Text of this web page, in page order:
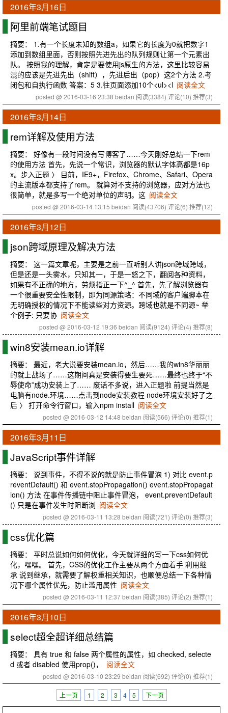
2016年3月16日
阿里前端笔试题目
摘要： 1.有一个长度未知的数组a，如果它的长度为0就把数字1
添加到数组里面，否则按照先进先出的队列规则让第一个元素出
队。 按照我的理解，肯定是要使用js原生的方法，这里比较容易
混的应该是先进先出（shift），先进后出（pop）这2个方法 2.考
闭包和自执行函数 答案：5 3.往页面添加10个<ul><l 阅读全文
posted @ 2016-03-16 23:38 beidan 阅读(3384) 评论(10) 推荐(3)
2016年3月14日
rem详解及使用方法
摘要： 好像有一段时间没有写博客了……今天刚好总结一下rem
的使用方法 首先，先说一个常识，浏览器的默认字体高都是16p
x。步入正题 〉 目前，IE9+，Firefox、Chrome、Safari、Opera
的主流版本都支持了rem。 就算对不支持的浏览器，应对方法也
很简单，就是多写一个绝对单位的声明。这 阅读全文
posted @ 2016-03-14 13:15 beidan 阅读(43706) 评论(6) 推荐(12)
2016年3月12日
json跨域原理及解决方法
摘要： 这一篇文章呢，主要是之前一直听别人讲json跨域跨域，
但是还是一头雾水，只知其一，于是一怒之下，翻阅各种资料，
如果有不正确的地方，劳烦指正一下^_^ 首先，先了解浏览器有
一个很重要安全性限制，即为同源策略：不同域的客户端脚本在
无明确授权的情况下不能读些对方资源。跨域也就是不同源~ 举
个例子: 只要协 阅读全文
posted @ 2016-03-12 19:36 beidan 阅读(9124) 评论(4) 推荐(8)
win8安装mean.io详解
摘要： 最近，老大说要安装mean.io，然后……我的win8华丽丽
的就上战场了……这期间真是安装得要生要死……最终也终于“不
辱使命”成功安装上了…… 废话不多说，进入正题啦 前提当然是
电脑有node.环境……点击到node安装教程 node环境安装好了之
后 〉 打开命令行窗口，输入npm install 阅读全文
posted @ 2016-03-12 14:48 beidan 阅读(566) 评论(0) 推荐(1)
2016年3月11日
JavaScript事件详解
摘要： 说到事件，不得不说的就是防止事件冒泡 1) 对比 event.p
reventDefault() 和 event.stopPropagation() event.stopPropagat
ion() 方法 在事件传播链中阻止事件冒泡， event.preventDefault
() 只是在事件发生时阻断浏 阅读全文
posted @ 2016-03-11 13:28 beidan 阅读(721) 评论(0) 推荐(3)
css优化篇
摘要： 平时总说如何如何优化，今天就详细的写一下css如何优
化，嘿嘿。 首先，CSS的优化工作主要从两个方面着手 利用继
承 说到继承，就需要了解权重相关知识，也顺便总结一下各种情
况下哪个属性优先，防止滥用属性 阅读全文
posted @ 2016-03-11 12:37 beidan 阅读(385) 评论(2) 推荐(1)
2016年3月10日
select超全超详细总结篇
摘要： 具有 true 和 false 两个属性的属性，如 checked, selecte
d 或者 disabled 使用prop()，
阅读全文
posted @ 2016-03-10 23:29 beidan 阅读(692) 评论(0) 推荐(1)
上一页 1 2 3 4 5 下一页